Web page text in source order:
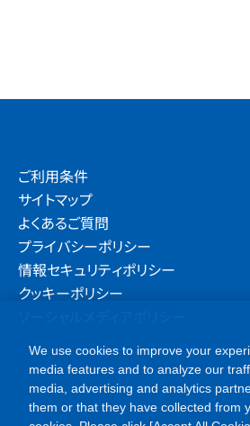
ご利用条件
サイトマップ
よくあるご質問
プライバシーポリシー
情報セキュリティポリシー
クッキーポリシー
We use cookies to improve your
media features and to analyze our
media, advertising and analytics
them or that they have collected from